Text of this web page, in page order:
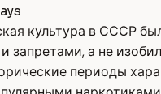
культура в СССР
запретами, а не
периоды